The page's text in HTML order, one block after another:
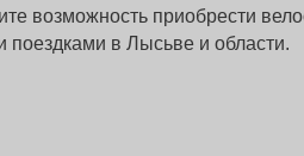
возможность приобрести
в Лысьве и области.